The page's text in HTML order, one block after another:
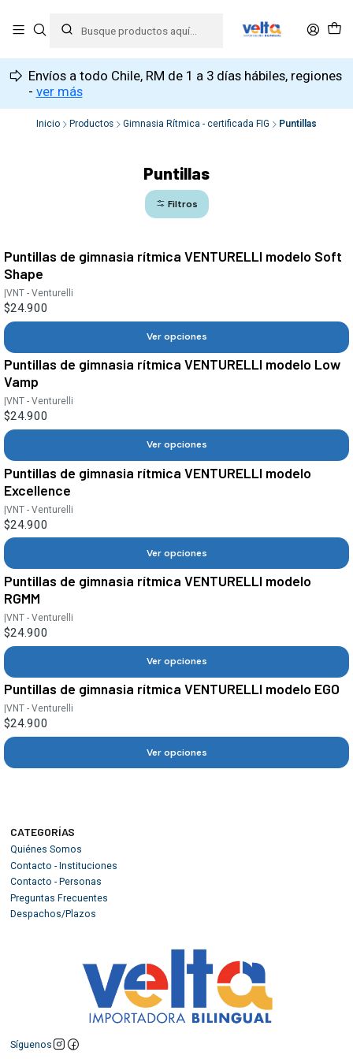
Envíos a todo Chile, RM de 1 a 3 días hábiles, regiones
- ver más
Inicio Productos Gimnasia Rítmica - certificada FIG Puntillas
Puntillas
Filtros
Puntillas de gimnasia rítmica VENTURELLI modelo Soft
Shape
|VNT - Venturelli
$24.900
Ver opciones
Puntillas de gimnasia rítmica VENTURELLI modelo Low
Vamp
|VNT - Venturelli
$24.900
Ver opciones
Puntillas de gimnasia rítmica VENTURELLI modelo
Excellence
|VNT - Venturelli
$24.900
Ver opciones
Puntillas de gimnasia rítmica VENTURELLI modelo
RGMM
|VNT - Venturelli
$24.900
Ver opciones
Puntillas de gimnasia rítmica VENTURELLI modelo EGO
|VNT - Venturelli
$24.900
Ver opciones
CATEGORÍAS
Quiénes Somos
Contacto - Instituciones
Contacto - Personas
Preguntas Frecuentes
Despachos/Plazos
Síguenos